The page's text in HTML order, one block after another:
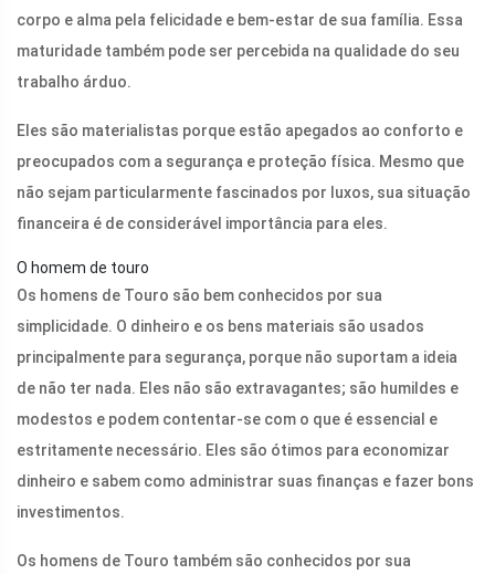
corpo e alma pela felicidade e bem-estar de sua família. Essa
maturidade também pode ser percebida na qualidade do seu
trabalho árduo.
Eles são materialistas porque estão apegados ao conforto e
preocupados com a segurança e proteção física. Mesmo que
não sejam particularmente fascinados por luxos, sua situação
financeira é de considerável importância para eles.
O homem de touro
Os homens de Touro são bem conhecidos por sua
simplicidade. O dinheiro e os bens materiais são usados ​​
principalmente para segurança, porque não suportam a ideia
de não ter nada. Eles não são extravagantes; são humildes e
modestos e podem contentar-se com o que é essencial e
estritamente necessário. Eles são ótimos para economizar
dinheiro e sabem como administrar suas finanças e fazer bons
investimentos.
Os homens de Touro também são conhecidos por sua